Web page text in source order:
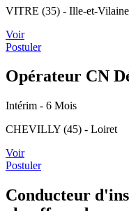
VITRE (35) - Ille-et-Vilaine
Voir
Postuler
Opérateur CN
Intérim - 6 Mois
CHEVILLY (45) - Loiret
Voir
Postuler
Conducteur